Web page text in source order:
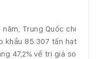
Trung Quốc chi
khẩu 85.307 tấn hạt
47,2% về trị giá so